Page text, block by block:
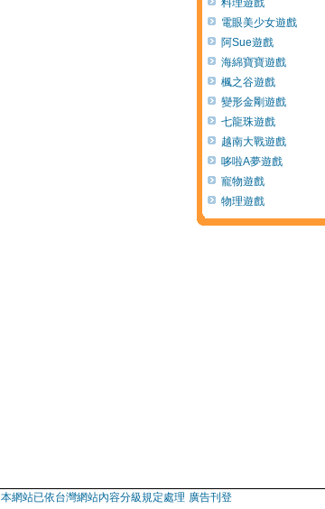
料理遊戲
電眼美少女遊戲
阿Sue遊戲
海綿寶寶遊戲
楓之谷遊戲
變形金剛遊戲
七龍珠遊戲
越南大戰遊戲
哆啦A夢遊戲
寵物遊戲
物理遊戲
本網站已依台灣網站內容分級規定處理 廣告刊登